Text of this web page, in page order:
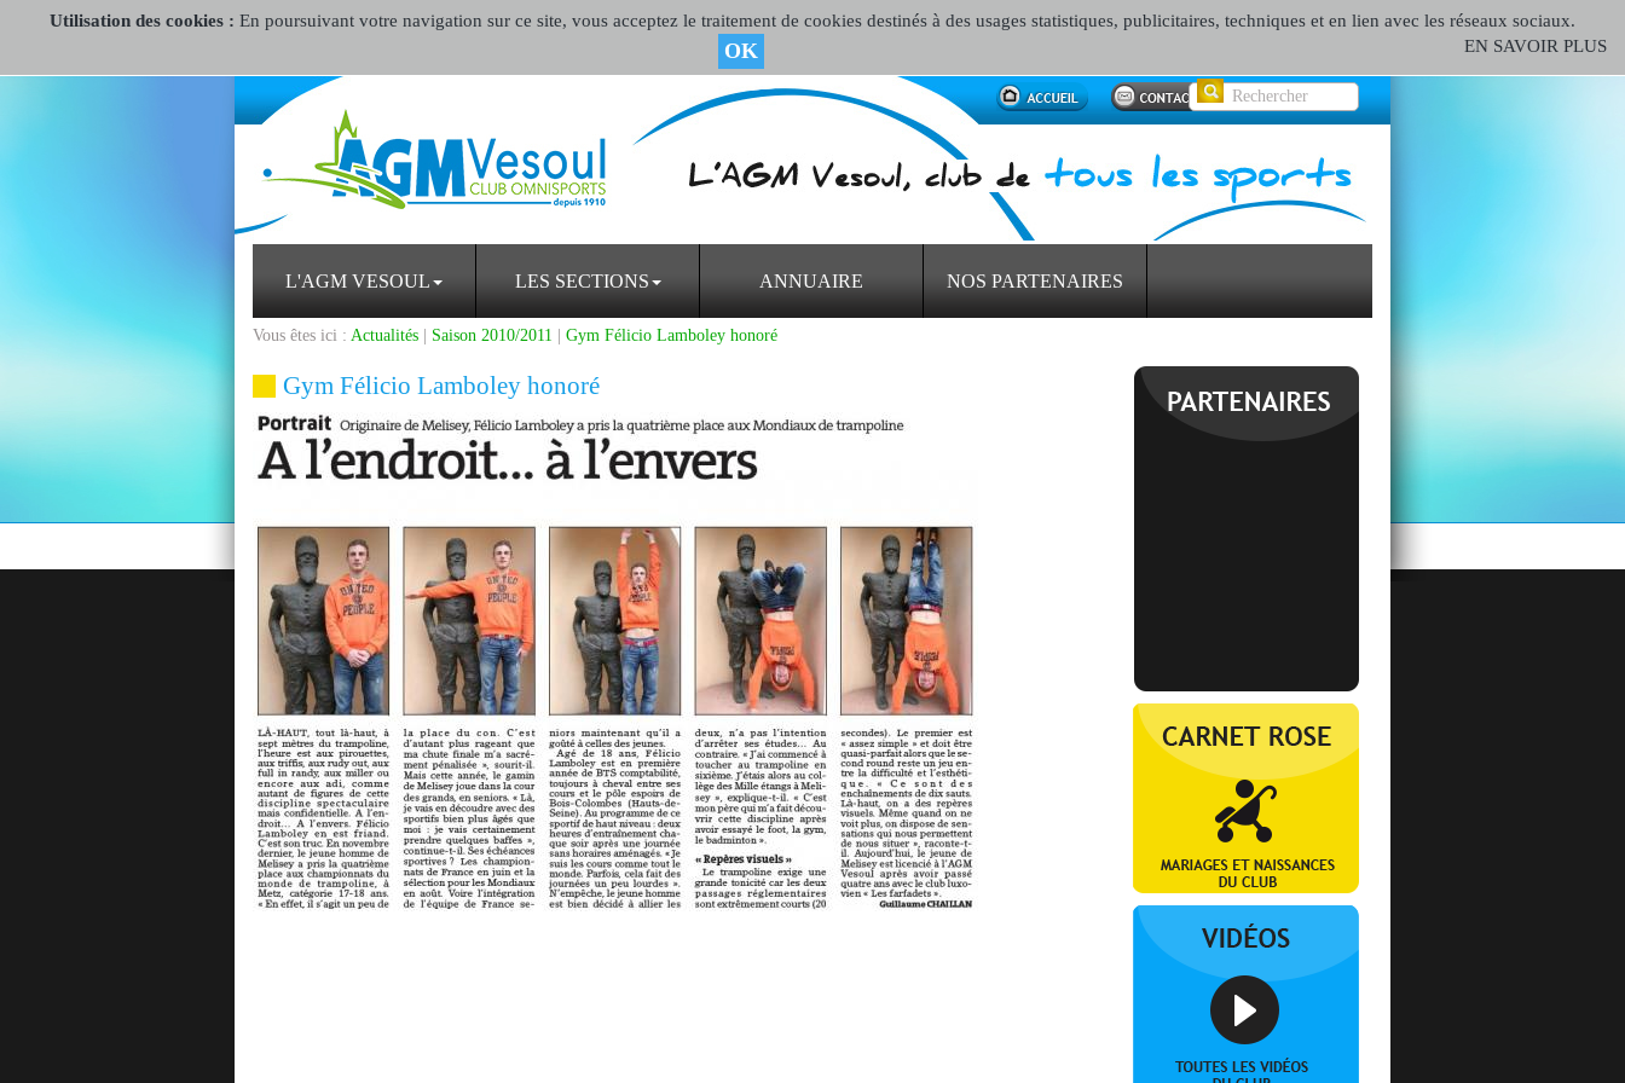
Utilisation des cookies : En poursuivant votre navigation sur ce site, vous acceptez le traitement de cookies destinés à des usages statistiques, publicitaires, techniques et en lien avec les réseaux sociaux.
OK EN SAVOIR PLUS
L'AGM VESOUL LES SECTIONS ANNUAIRE NOS PARTENAIRES
Vous êtes ici : Actualités Saison 2010/2011 Gym Félicio Lamboley honoré
Gym Félicio Lamboley honoré